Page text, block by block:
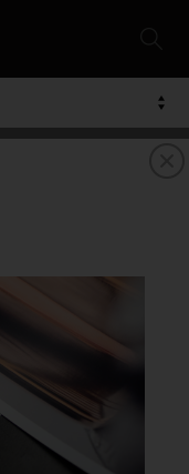
er velegnet til
samtidigt
Ved tryk
for de bedste
specielt udviklet
af bæredygtige
og tryksager.